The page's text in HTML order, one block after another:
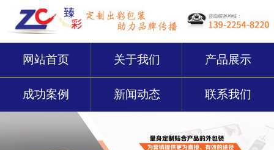
网站首页 关于我们 产品展示
成功案例 新闻动态 联系我们